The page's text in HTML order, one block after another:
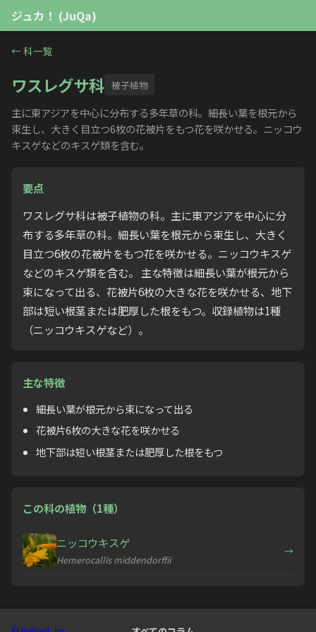
ジュカ！ (JuQa)
← 科一覧
ワスレグサ科 被子植物
主に東アジアを中心に分布する多年草の科。細長い葉を根元から
束生し、大きく目立つ6枚の花被片をもつ花を咲かせる。ニッコウ
キスゲなどのキスゲ類を含む。
要点
ワスレグサ科は被子植物の科。主に東アジアを中心に分
布する多年草の科。細長い葉を根元から束生し、大きく
目立つ6枚の花被片をもつ花を咲かせる。ニッコウキスゲ
などのキスゲ類を含む。 主な特徴は細長い葉が根元から
束になって出る、花被片6枚の大きな花を咲かせる、地下
部は短い根茎または肥厚した根をもつ。収録植物は1種
（ニッコウキスゲなど）。
主な特徴
細長い葉が根元から束になって出る
花被片6枚の大きな花を咲かせる
地下部は短い根茎または肥厚した根をもつ
この科の植物（1種）
ニッコウキスゲ
Hemerocallis middendorffii
→